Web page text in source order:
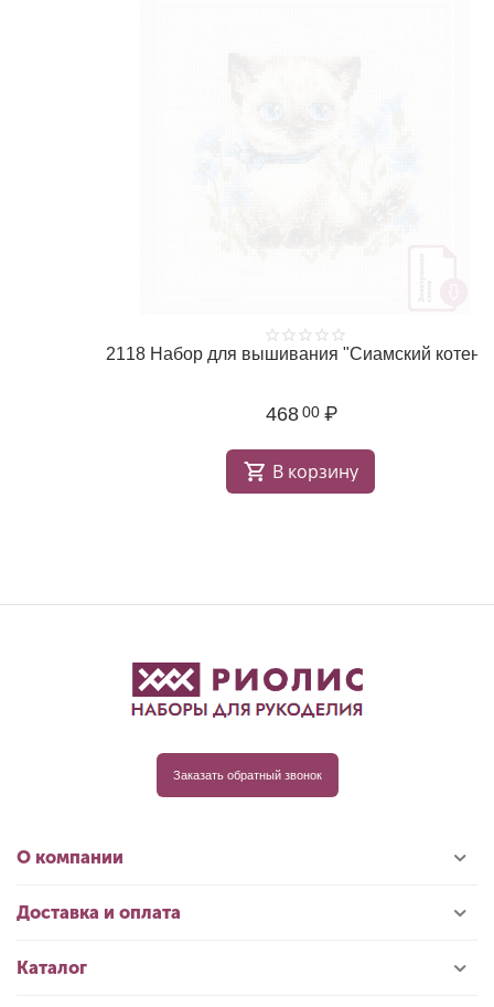
2118 Набор для вышивания "Сиамский котенок"
₽
В корзину
Заказать обратный звонок
О компании
Доставка и оплата
Каталог